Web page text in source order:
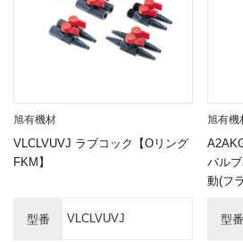
旭有機材
VLCLVUVJ ラブコック【Oリング
FKM】
型番 VLCLVUVJ
旭有機
バル
動(フ
型番